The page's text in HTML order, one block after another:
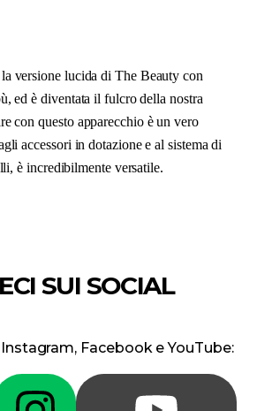
versione lucida di The Beauty con
ed è diventata il fulcro della nostra
con questo apparecchio è un vero
accessori in dotazione e al sistema di
è incredibilmente versatile.
SUI SOCIAL
Facebook e YouTube: